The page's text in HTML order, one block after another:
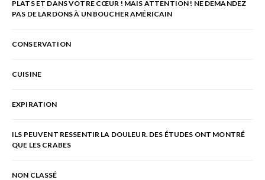
PLATS ET DANS VOTRE CŒUR ! MAIS ATTENTION ! NE DEMANDEZ
PAS DE LARDONS À UN BOUCHER AMÉRICAIN
CONSERVATION
CUISINE
EXPIRATION
ILS PEUVENT RESSENTIR LA DOULEUR. DES ÉTUDES ONT MONTRÉ
QUE LES CRABES
NON CLASSÉ